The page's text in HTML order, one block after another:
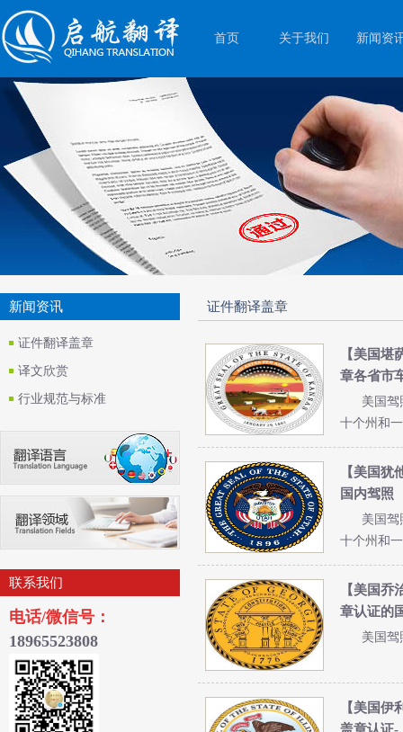
首页 关于我们 新闻资
新闻资讯
证件翻译盖章
译文欣赏
行业规范与标准
联系我们
电话/微信号：
18965523808
证件翻译盖章
【美国
章各省市
美国
十个州和
【美国
国内驾照
美国
十个州和
【美国
章认证的
美国
【美国